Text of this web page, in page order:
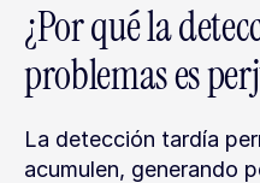
¿Por qué la
problemas es
La detección tardía
acumulen, generando